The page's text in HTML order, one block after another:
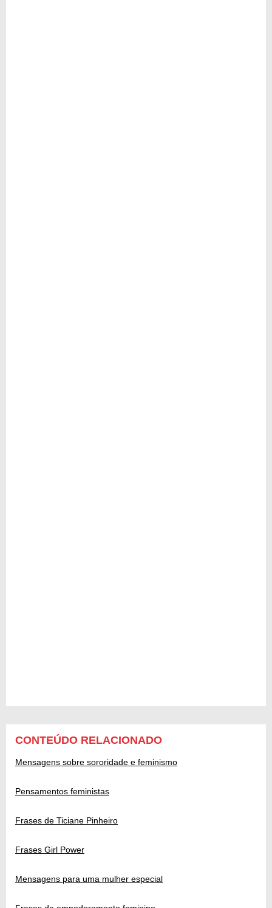
CONTEÚDO RELACIONADO
Mensagens sobre sororidade e feminismo
Pensamentos feministas
Frases de Ticiane Pinheiro
Frases Girl Power
Mensagens para uma mulher especial